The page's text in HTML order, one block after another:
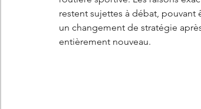
restent sujettes à débat,
un changement de stratégie
entièrement nouveau.